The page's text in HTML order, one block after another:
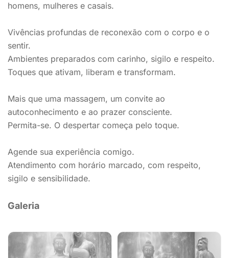
homens, mulheres e casais.
Vivências profundas de reconexão com o corpo e o
sentir.
Ambientes preparados com carinho, sigilo e respeito.
Toques que ativam, liberam e transformam.
Mais que uma massagem, um convite ao
autoconhecimento e ao prazer consciente.
Permita-se. O despertar começa pelo toque.
Agende sua experiência comigo.
Atendimento com horário marcado, com respeito,
sigilo e sensibilidade.
Galeria